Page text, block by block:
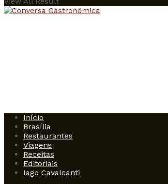
Início
Brasília
Restaurantes
Viagens
Receitas
Editoriais
Iago Cavalcanti